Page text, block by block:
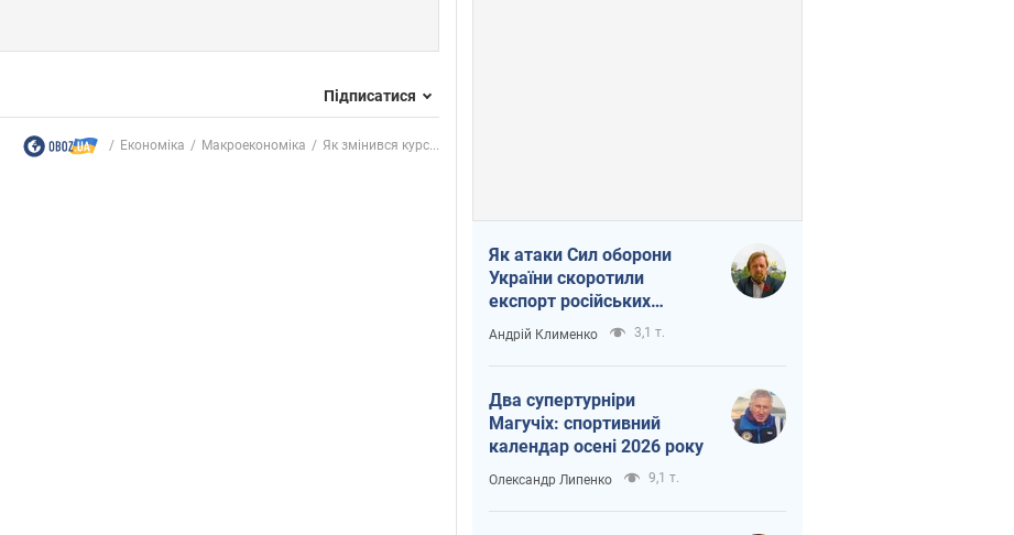
Підписатися
Економіка Mакроекономіка Як змінився курс...
Як атаки Сил оборони
України скоротили
експорт російських
нафтопродуктів
Андрій Клименко 3,1 т.
Два супертурніри
Магучіх: спортивний
календар осені 2026 року
Олександр Липенко 9,1 т.